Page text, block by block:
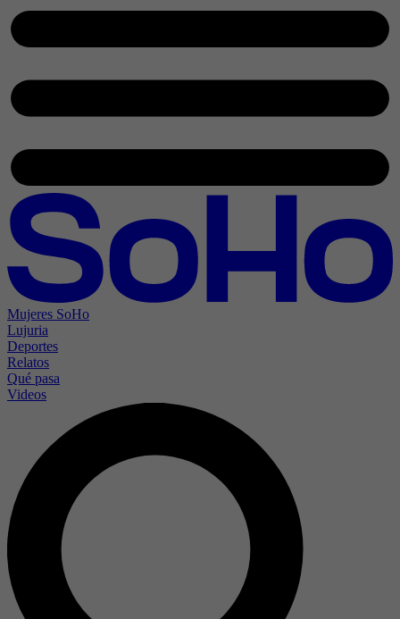
Mujeres SoHo
Lujuria
Deportes
Relatos
Qué pasa
Videos